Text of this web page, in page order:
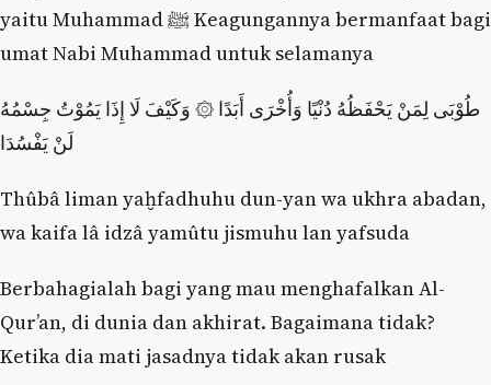
yaitu Muhammad ﷺ Keagungannya bermanfaat bagi
umat Nabi Muhammad untuk selamanya
طُوْبَى لِمَنْ يَحْفَظُهُ دُنْيًا وَأُخْرَى أَبَدًا ۞ وَكَيْفَ لَا إِذَا يَمُوْتُ جِسْمُهُ
لَنْ يَفْسُدَا
Thûbâ liman yaḫfadhuhu dun-yan wa ukhra abadan,
wa kaifa lâ idzâ yamûtu jismuhu lan yafsuda
Berbahagialah bagi yang mau menghafalkan Al-
Qur’an, di dunia dan akhirat. Bagaimana tidak?
Ketika dia mati jasadnya tidak akan rusak